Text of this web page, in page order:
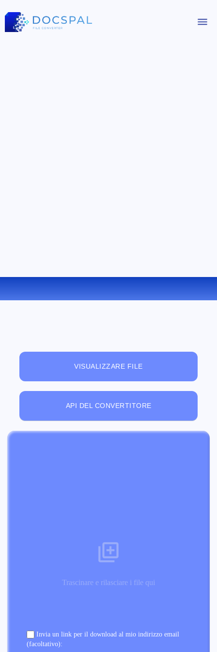
CONVERTIRE MPC IN WMA ONLINE
VISUALIZZARE FILE
API DEL CONVERTITORE
Trascinare e rilasciare i file qui
Invia un link per il download al mio indirizzo email
(facoltativo):